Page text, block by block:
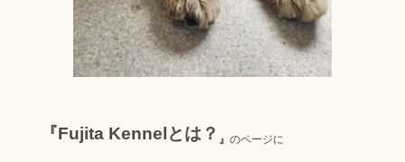
『Fujita Kennelとは？ 』 のページに